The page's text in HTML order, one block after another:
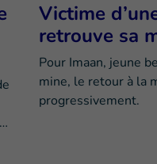
Victime
retrouve sa
Pour Imaan, jeune
mine, le retour à la
progressivement.